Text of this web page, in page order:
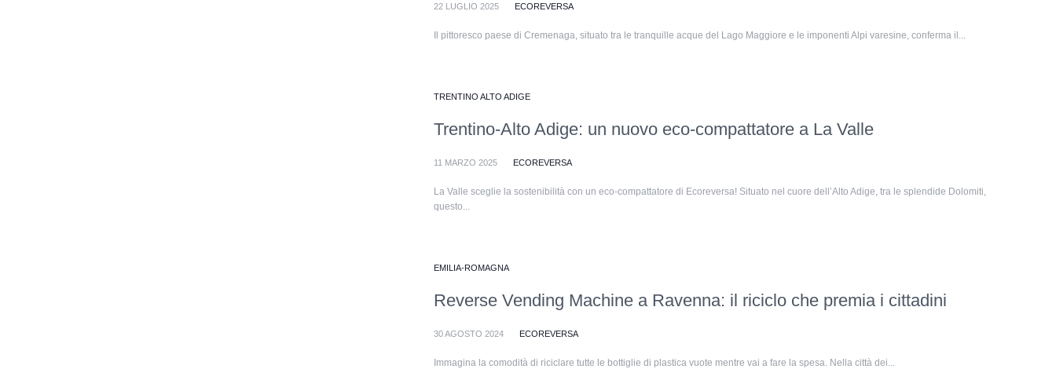
22 LUGLIO 2025 ECOREVERSA
Il pittoresco paese di Cremenaga, situato tra le tranquille acque del Lago Maggiore e le imponenti Alpi varesine, conferma il...
TRENTINO ALTO ADIGE
Trentino-Alto Adige: un nuovo eco-compattatore a La Valle
11 MARZO 2025 ECOREVERSA
La Valle sceglie la sostenibilità con un eco-compattatore di Ecoreversa! Situato nel cuore dell’Alto Adige, tra le splendide Dolomiti,
questo...
EMILIA-ROMAGNA
Reverse Vending Machine a Ravenna: il riciclo che premia i cittadini
30 AGOSTO 2024 ECOREVERSA
Immagina la comodità di riciclare tutte le bottiglie di plastica vuote mentre vai a fare la spesa. Nella città dei...